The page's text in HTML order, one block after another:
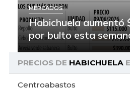
MERCADOS
Habichuela aumentó
por bulto esta
PRECIOS DE HABICHUELA
Centroabastos